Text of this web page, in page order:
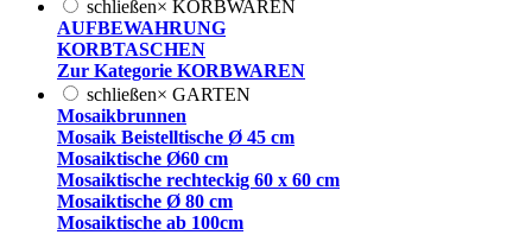
schließen× KORBWAREN
AUFBEWAHRUNG
KORBTASCHEN
Zur Kategorie KORBWAREN
schließen× GARTEN
Mosaikbrunnen
Mosaik Beistelltische Ø 45 cm
Mosaiktische Ø60 cm
Mosaiktische rechteckig 60 x 60 cm
Mosaiktische Ø 80 cm
Mosaiktische ab 100cm